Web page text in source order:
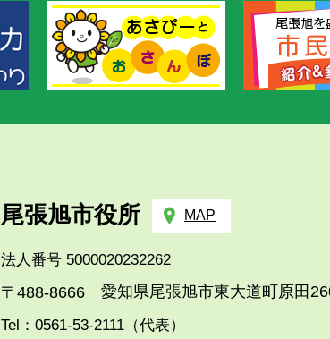
尾張旭市役所 MAP
法人番号 5000020232262
〒488-8666 愛知県尾張旭市東大道町原田
Tel：0561-53-2111（代表）